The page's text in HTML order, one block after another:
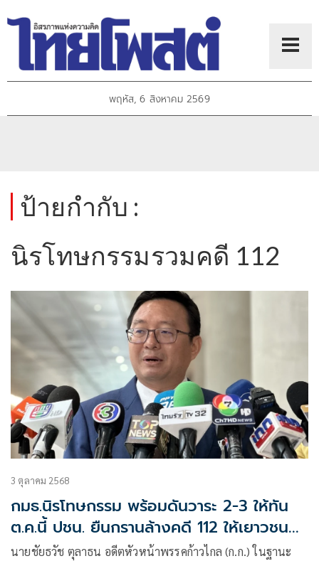
พฤหัส, 6 สิงหาคม 2569
ป้ายกำกับ :
นิรโทษกรรมรวมคดี 112
3 ตุลาคม 2568
กมธ.นิรโทษกรรม พร้อมดันวาระ 2-3 ให้ทัน
ต.ค.นี้ ปชน. ยืนกรานล้างคดี 112 ให้เยาวชนต่ำ
กว่า 18 ปี
นายชัยธวัช ตุลาธน อดีตหัวหน้าพรรคก้าวไกล (ก.ก.) ในฐานะ